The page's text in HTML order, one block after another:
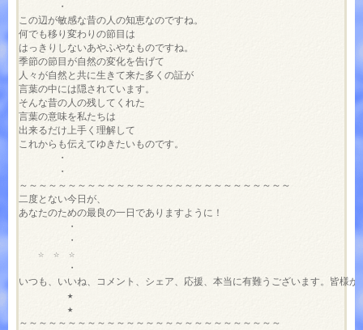
・
この辺が敏感な昔の人の知恵なのですね。
何でも移り変わりの節目は
はっきりしないあやふやなものですね。
季節の節目が自然の変化を告げて
人々が自然と共に生きて来た多くの証が
言葉の中には隠されています。
そんな昔の人の残してくれた
言葉の意味を私たちは
出来るだけ上手く理解して
これからも伝えてゆきたいものです。
・
・
～～～～～～～～～～～～～～～～～～～～～～～～～～～～
二度とない今日が、
あなたのための最良の一日でありますように！
・
・
☆　☆　☆
・
いつも、いいね、コメント、シェア、応援、本当に有難うございます。皆様
★
★
～～～～～～～～～～～～～～～～～～～～～～～～～～～